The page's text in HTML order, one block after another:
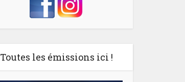
Toutes les émissions ici !